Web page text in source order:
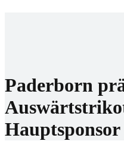
Paderborn
Hauptsponsor